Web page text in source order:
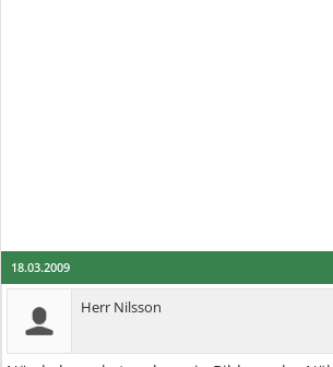
18.03.2009
Herr Nilsson